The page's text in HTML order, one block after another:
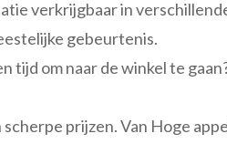
verkrijgbaar in
gebeurtenis.
tijd om naar de winkel te
prijzen. Van Hoge